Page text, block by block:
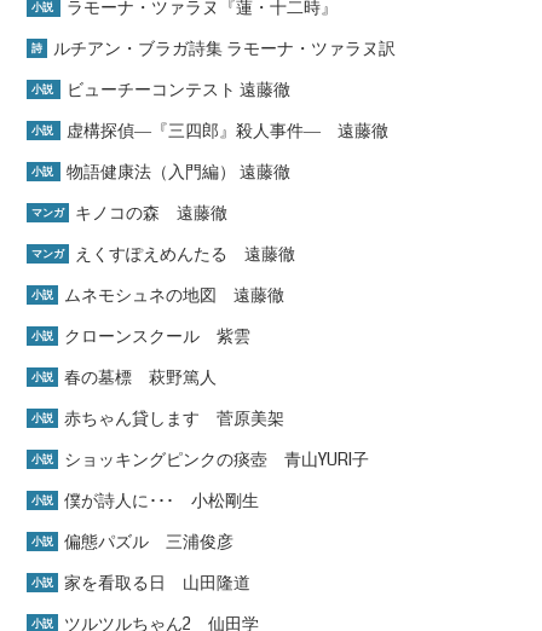
小説 ラモーナ・ツァラヌ『蓮・十二時』
詩 ルチアン・ブラガ詩集 ラモーナ・ツァラヌ訳
小説 ビューチーコンテスト 遠藤徹
小説 虚構探偵―『三四郎』殺人事件― 遠藤徹
小説 物語健康法（入門編） 遠藤徹
マンガ キノコの森 遠藤徹
マンガ えくすぽえめんたる 遠藤徹
小説 ムネモシュネの地図 遠藤徹
小説 クローンスクール 紫雲
小説 春の墓標 萩野篤人
小説 赤ちゃん貸します 菅原美架
小説 ショッキングピンクの痰壺 青山YURI子
小説 僕が詩人に･･･ 小松剛生
小説 偏態パズル 三浦俊彦
小説 家を看取る日 山田隆道
小説 ツルツルちゃん2 仙田学